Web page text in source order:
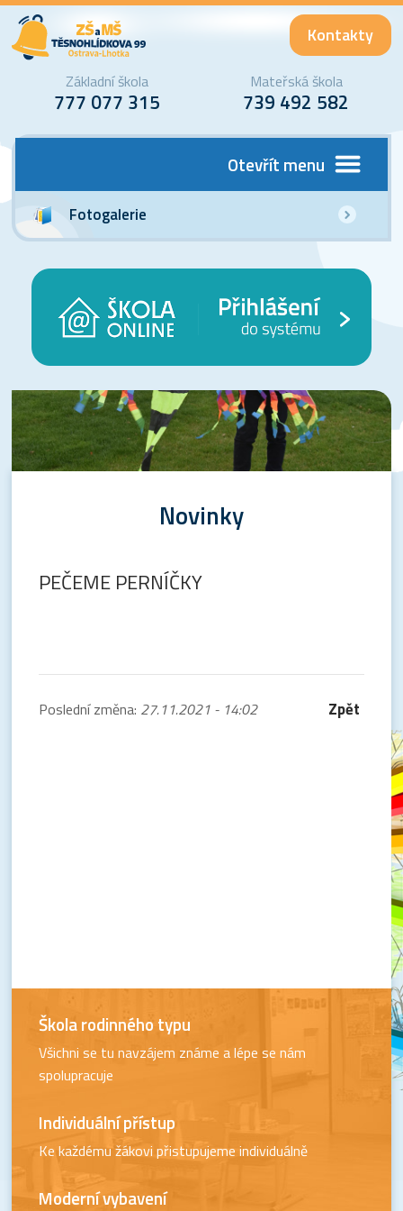
Kontakty
Základní škola
777 077 315
Mateřská škola
739 492 582
Otevřít menu
Fotogalerie
Novinky
PEČEME PERNÍČKY
Poslední změna: 27.11.2021 - 14:02 Zpět
Škola rodinného typu
Všichni se tu navzájem známe a lépe se nám
spolupracuje
Individuální přístup
Ke každému žákovi přistupujeme individuálně
Moderní vybavení